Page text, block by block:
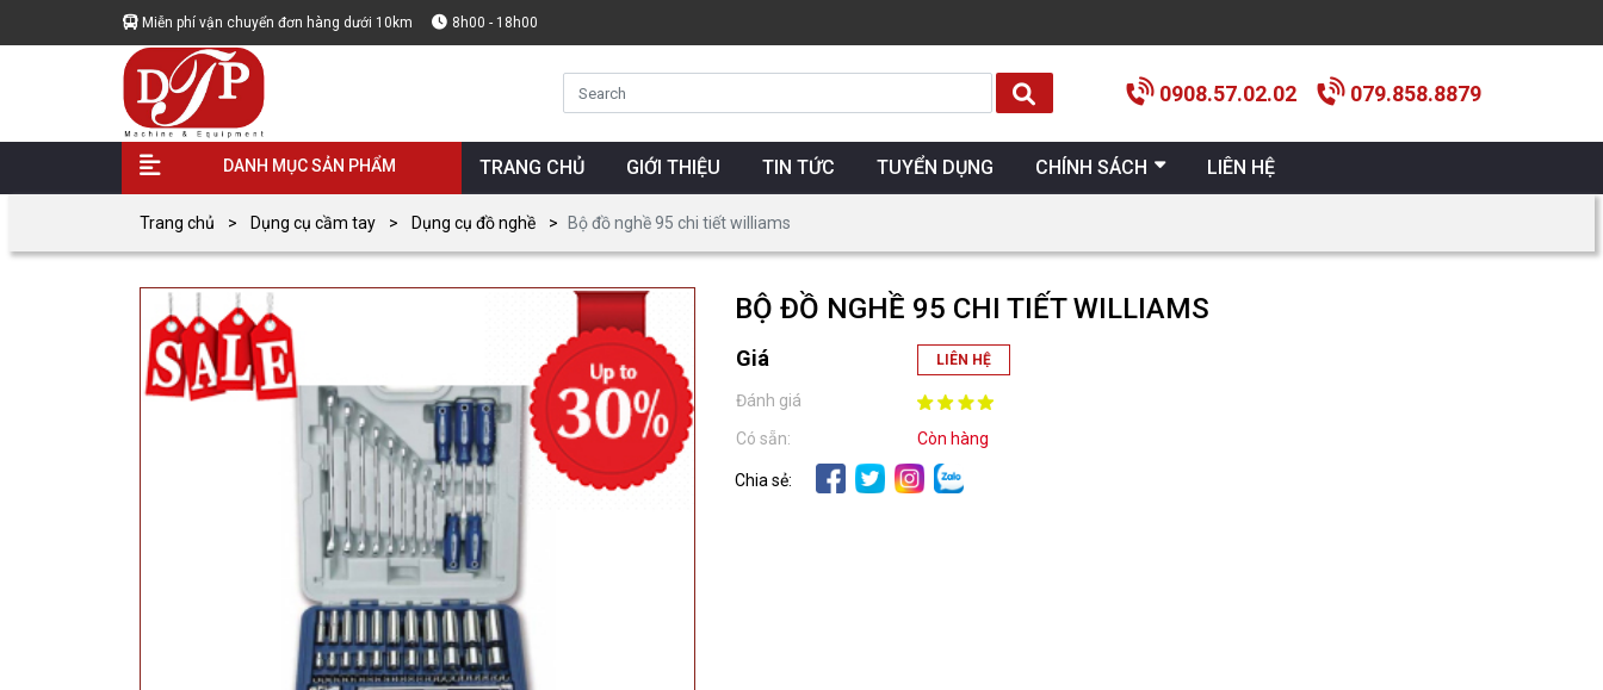
Miễn phí vận chuyển đơn hàng dưới 10km 8h00 - 18h00
0908.57.02.02 079.858.8879
DANH MỤC SẢN PHẨM TRANG CHỦ GIỚI THIỆU TIN TỨC TUYỂN DỤNG CHÍNH SÁCH LIÊN HỆ
Trang chủ Dụng cụ cầm tay Dụng cụ đồ nghề Bộ đồ nghề 95 chi tiết williams
BỘ ĐỒ NGHỀ 95 CHI TIẾT WILLIAMS
Giá LIÊN HỆ
Đánh giá
Có sẵn:
Còn hàng
Chia sẻ: